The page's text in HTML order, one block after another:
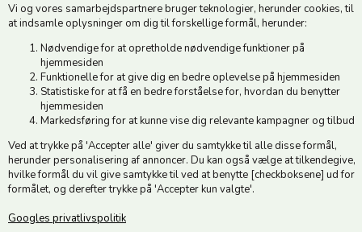
Vi og vores samarbejdspartnere bruger teknologier, herunder cookies, til
at indsamle oplysninger om dig til forskellige formål, herunder:
Nødvendige for at opretholde nødvendige funktioner på
hjemmesiden
Funktionelle for at give dig en bedre oplevelse på hjemmesiden
Statistiske for at få en bedre forståelse for, hvordan du benytter
hjemmesiden
Markedsføring for at kunne vise dig relevante kampagner og tilbud
Ved at trykke på 'Accepter alle' giver du samtykke til alle disse formål,
herunder personalisering af annoncer. Du kan også vælge at tilkendegive,
hvilke formål du vil give samtykke til ved at benytte [checkboksene] ud for
formålet, og derefter trykke på 'Accepter kun valgte'.
Googles privatlivspolitik
Spand 20 liter
22,50 DKK
Spand til ophæng
249,00 DKK